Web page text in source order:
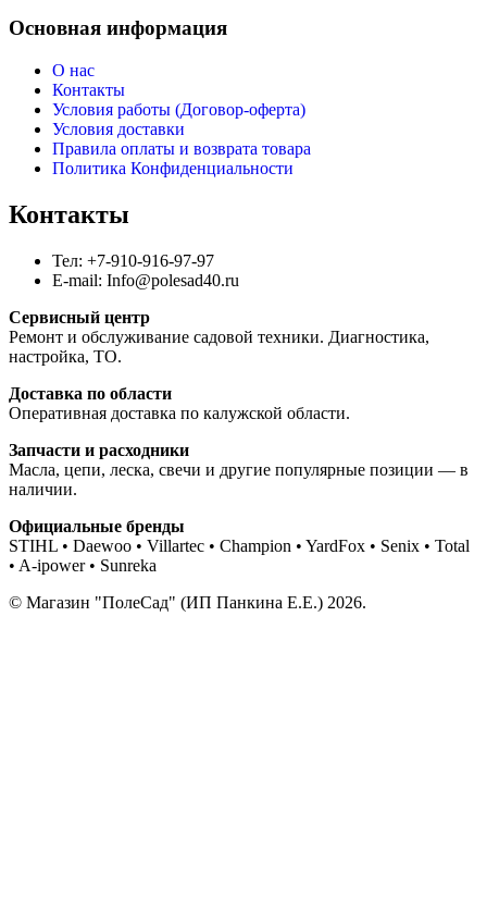
Основная информация
О нас
Контакты
Условия работы (Договор-оферта)
Условия доставки
Правила оплаты и возврата товара
Политика Конфиденциальности
Контакты
Тел: +7-910-916-97-97
E-mail: Info@polesad40.ru
Сервисный центр
Ремонт и обслуживание садовой техники. Диагностика,
настройка, ТО.
Доставка по области
Оперативная доставка по калужской области.
Запчасти и расходники
Масла, цепи, леска, свечи и другие популярные позиции — в
наличии.
Официальные бренды
STIHL • Daewoo • Villartec • Champion • YardFox • Senix • Total
• A-ipower • Sunreka
© Магазин "ПолеСад" (ИП Панкина Е.Е.) 2026.